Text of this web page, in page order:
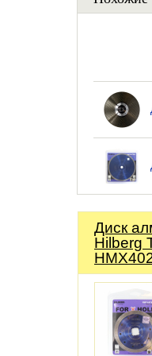
Диск
Hilberg